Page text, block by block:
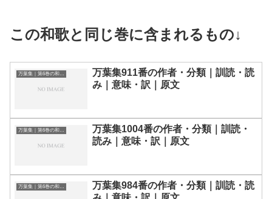
この和歌と同じ巻に含まれるもの↓
万葉集911番の作者・分類｜訓読・読
み｜意味・訳｜原文
万葉集｜第6巻の和歌一覧
万葉集1004番の作者・分類｜訓読・
読み｜意味・訳｜原文
万葉集｜第6巻の和歌一覧
万葉集984番の作者・分類｜訓読・読